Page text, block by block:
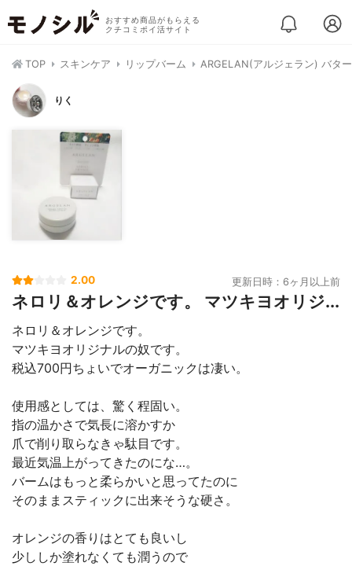
おすすめ商品がもらえる
クチコミポイ活サイト
TOP スキンケア リップバーム ARGELAN(アルジェラン) バタ
りく
2.00 更新日時：6ヶ月以上前
ネロリ＆オレンジです。 マツキヨオリジ...
ネロリ＆オレンジです。
マツキヨオリジナルの奴です。
税込700円ちょいでオーガニックは凄い。
使用感としては、驚く程固い。
指の温かさで気長に溶かすか
爪で削り取らなきゃ駄目です。
最近気温上がってきたのにな…。
バームはもっと柔らかいと思ってたのに
そのままスティックに出来そうな硬さ。
オレンジの香りはとても良いし
少ししか塗れなくても潤うので